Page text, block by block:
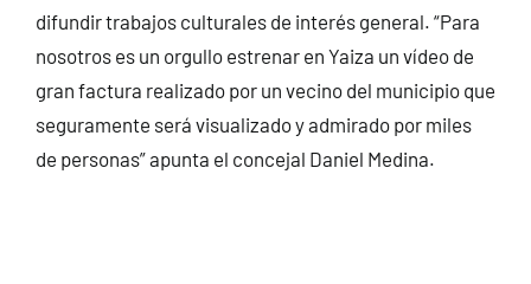
difundir trabajos culturales de interés general. “Para
nosotros es un orgullo estrenar en Yaiza un vídeo de
gran factura realizado por un vecino del municipio que
seguramente será visualizado y admirado por miles
de personas” apunta el concejal Daniel Medina.